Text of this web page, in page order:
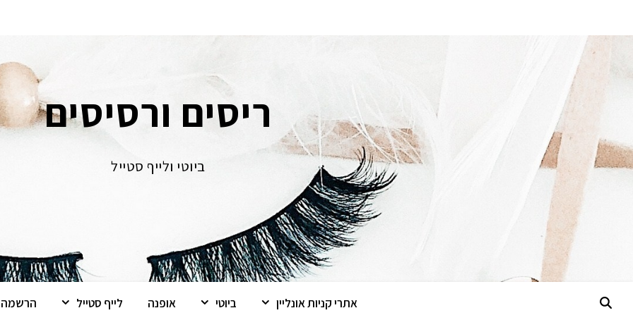
ריסים ורסיסים
ביוטי ולייף סטייל
אתרי קניות אונליין ביוטי אופנה לייף סטייל הרשמה